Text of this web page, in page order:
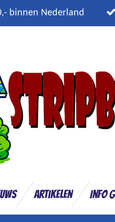
binnen Nederland
Artikelen Info